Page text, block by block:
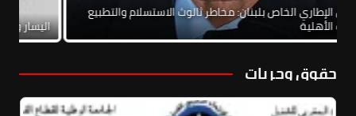
الاتفاق الإطاري الخاص بلبنان: مخاطر ثالوث الاستسلام والتطبيع
والحرب الأهلية
حقوق وحريات